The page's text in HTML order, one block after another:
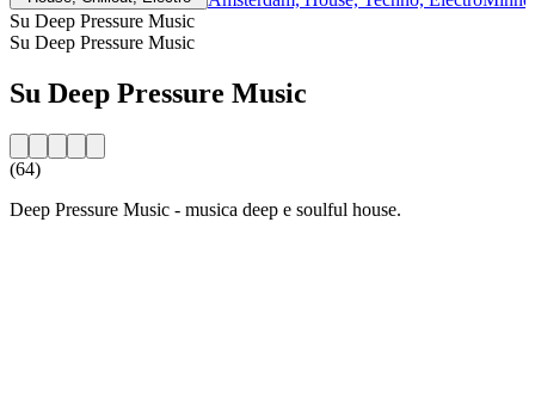
Su Deep Pressure Music
Su Deep Pressure Music
Su Deep Pressure Music
(64)
Deep Pressure Music - musica deep e soulful house.